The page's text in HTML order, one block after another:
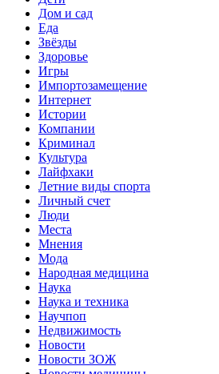
Дом и сад
Еда
Звёзды
Здоровье
Игры
Импортозамещение
Интернет
Истории
Компании
Криминал
Культура
Лайфхаки
Летние виды спорта
Личный счет
Люди
Места
Мнения
Мода
Народная медицина
Наука
Наука и техника
Научпоп
Недвижимость
Новости
Новости ЗОЖ